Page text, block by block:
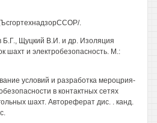
.
Щуцкий В.И. и др. Изоляция
шахт и электробезопасность. М.:
условий и разработка мероцрия-
в контактных сетях
шахт. Автореферат дис. . канд.